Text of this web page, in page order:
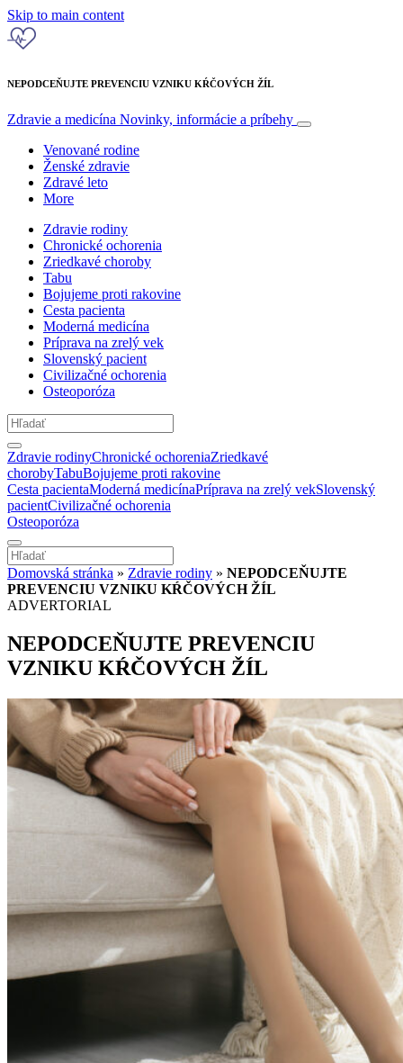
Skip to main content
NEPODCEŇUJTE PREVENCIU VZNIKU KŔČOVÝCH ŽÍL
Zdravie a medicína Novinky, informácie a príbehy
Venované rodine
Ženské zdravie
Zdravé leto
More
Zdravie rodiny
Chronické ochorenia
Zriedkavé choroby
Tabu
Bojujeme proti rakovine
Cesta pacienta
Moderná medicína
Príprava na zrelý vek
Slovenský pacient
Civilizačné ochorenia
Osteoporóza
Zdravie rodinyChronické ochoreniaZriedkavé
chorobyTabuBojujeme proti rakovine
Cesta pacientaModerná medicínaPríprava na zrelý vekSlovenský
pacientCivilizačné ochorenia
Osteoporóza
Domovská stránka » Zdravie rodiny » NEPODCEŇUJTE
PREVENCIU VZNIKU KŔČOVÝCH ŽÍL
ADVERTORIAL
NEPODCEŇUJTE PREVENCIU
VZNIKU KŔČOVÝCH ŽÍL